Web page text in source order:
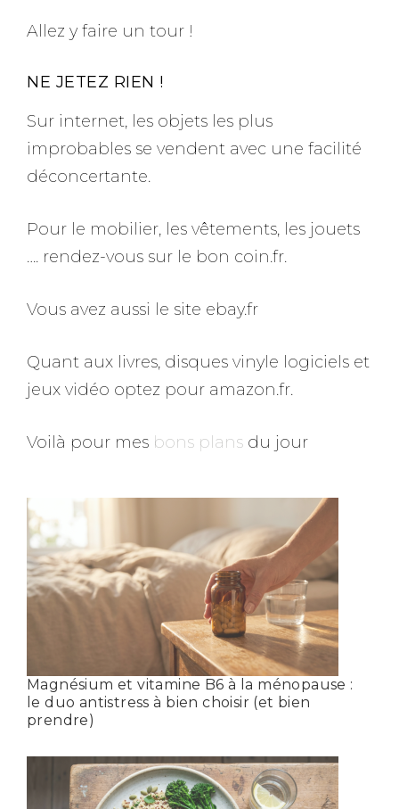
Allez y faire un tour !
NE JETEZ RIEN !
Sur internet, les objets les plus
improbables se vendent avec une facilité
déconcertante.
Pour le mobilier, les vêtements, les jouets
…. rendez-vous sur le bon coin.fr.
Vous avez aussi le site ebay.fr
Quant aux livres, disques vinyle logiciels et
jeux vidéo optez pour amazon.fr.
Voilà pour mes bons plans du jour
Magnésium et vitamine B6 à la ménopause :
le duo antistress à bien choisir (et bien
prendre)